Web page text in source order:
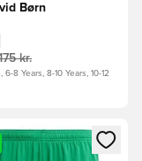
Børn
kr.
6-8 Years, 8-10 Years, 10-12
dig som
en Modal til at logge